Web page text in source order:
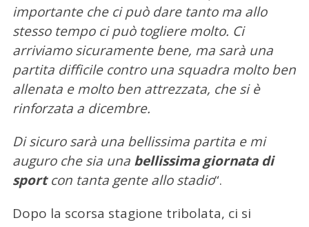
importante che ci può dare tanto ma allo
stesso tempo ci può togliere molto. Ci
arriviamo sicuramente bene, ma sarà una
partita difficile contro una squadra molto ben
allenata e molto ben attrezzata, che si è
rinforzata a dicembre.
Di sicuro sarà una bellissima partita e mi
auguro che sia una bellissima giornata di
sportcon tanta gente allo stadio“.
Dopo la scorsa stagione tribolata, ci si
C
r